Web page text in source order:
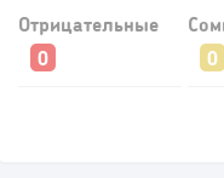
Отрицательные